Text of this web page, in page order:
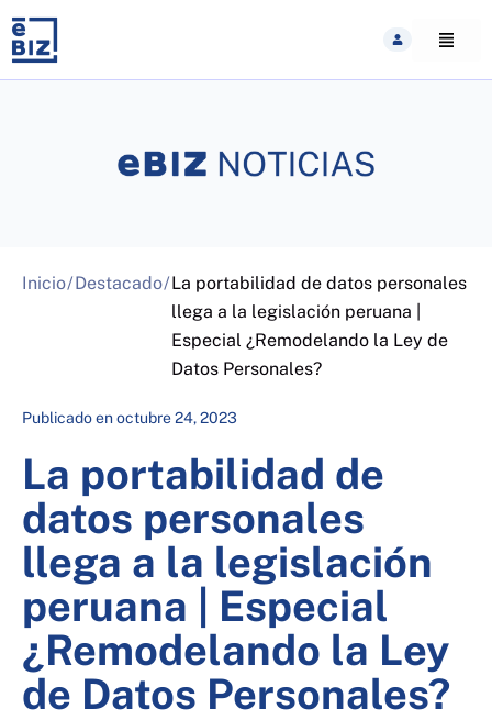
content
Inicio/Destacado/La portabilidad de datos personales
llega a la legislación peruana |
Especial ¿Remodelando la Ley de
Datos Personales?
Publicado enoctubre 24, 2023
La portabilidad de
datos personales
llega a la legislación
peruana | Especial
¿Remodelando la Ley
de Datos Personales?